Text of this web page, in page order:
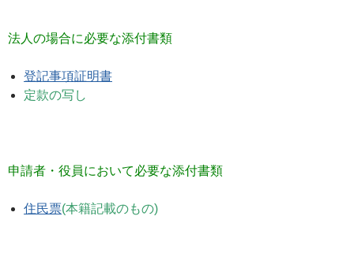
法人の場合に必要な添付書類
登記事項証明書
定款の写し
申請者・役員において必要な添付書類
住民票(本籍記載のもの)